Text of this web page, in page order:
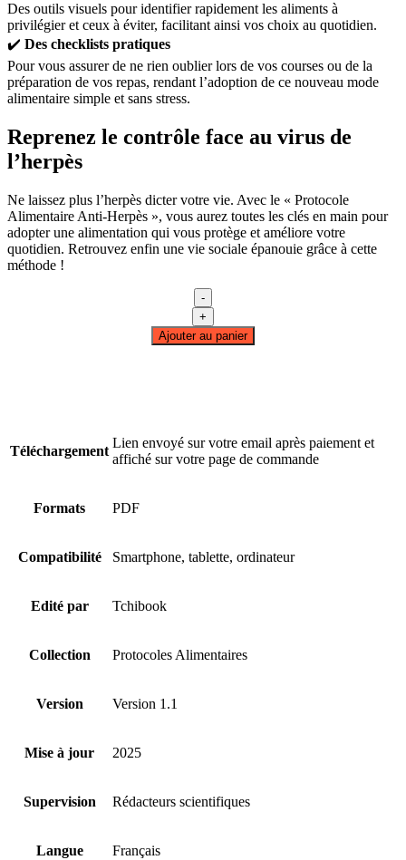
Des outils visuels pour identifier rapidement les aliments à
privilégier et ceux à éviter, facilitant ainsi vos choix au quotidien.
✔️ Des checklists pratiques
Pour vous assurer de ne rien oublier lors de vos courses ou de la
préparation de vos repas, rendant l’adoption de ce nouveau mode
alimentaire simple et sans stress.
Reprenez le contrôle face au virus de
l’herpès
Ne laissez plus l’herpès dicter votre vie. Avec le « Protocole
Alimentaire Anti-Herpès », vous aurez toutes les clés en main pour
adopter une alimentation qui vous protège et améliore votre
quotidien. Retrouvez enfin une vie sociale épanouie grâce à cette
méthode !
-
quantité
de
Protocole
+
Ajouter au panier
Téléchargement
Lien envoyé sur votre email après paiement et
affiché sur votre page de commande
Formats PDF
Compatibilité Smartphone, tablette, ordinateur
Edité par Tchibook
Collection Protocoles Alimentaires
Version Version 1.1
Mise à jour 2025
Supervision Rédacteurs scientifiques
Langue Français